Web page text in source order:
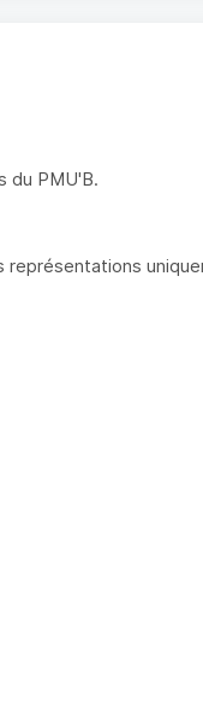
du PMU'B.
représentations